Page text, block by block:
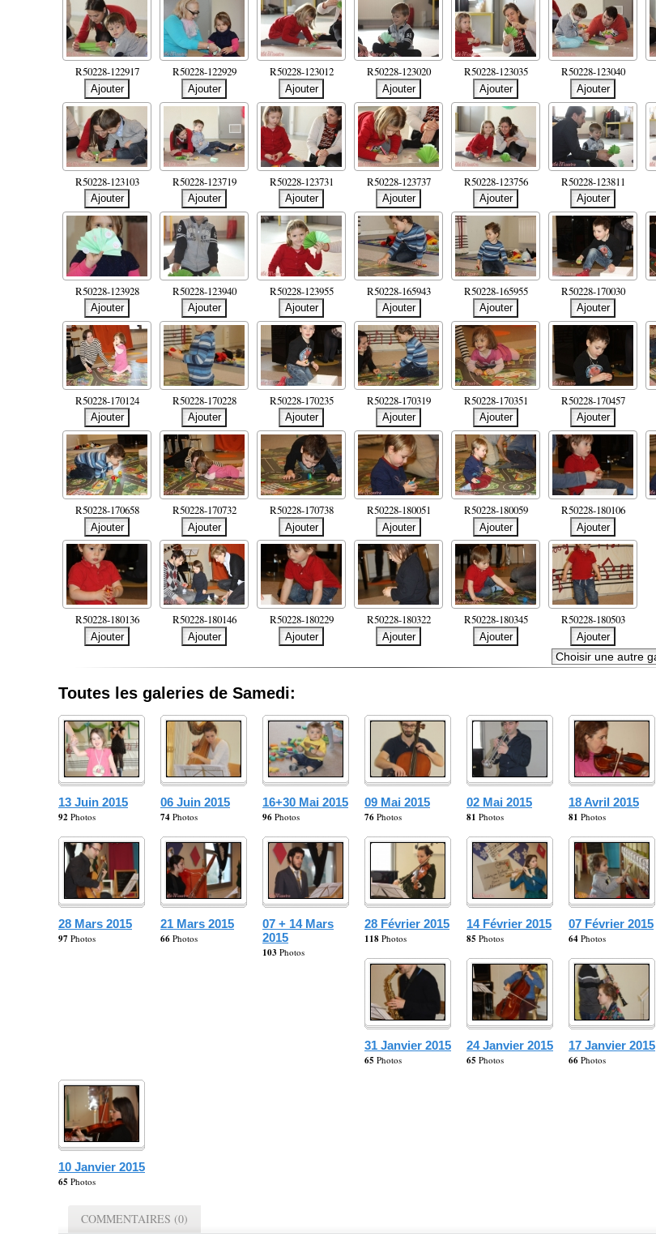
R50228-122917 R50228-122929 R50228-123012 R50228-123020 R50228-123035 R50228-123040
R50228-123103 R50228-123719 R50228-123731 R50228-123737 R50228-123756 R50228-123811
R50228-123928 R50228-123940 R50228-123955 R50228-165943 R50228-165955 R50228-170030
R50228-170124 R50228-170228 R50228-170235 R50228-170319 R50228-170351 R50228-170457
R50228-170658 R50228-170732 R50228-170738 R50228-180051 R50228-180059 R50228-180106
R50228-180136 R50228-180146 R50228-180229 R50228-180322 R50228-180345 R50228-180503
Toutes les galeries de Samedi:
13 Juin 2015
92 Photos
06 Juin 2015
74 Photos
16+30 Mai 2015
96 Photos
09 Mai 2015
76 Photos
02 Mai 2015
81 Photos
18 Avril 2015
81 Photos
28 Mars 2015
97 Photos
21 Mars 2015
66 Photos
07 + 14 Mars
2015
103 Photos
28 Février 2015
118 Photos
14 Février 2015
85 Photos
07 Février 2015
64 Photos
31 Janvier 2015
65 Photos
24 Janvier 2015
65 Photos
17 Janvier 2015
66 Photos
10 Janvier 2015
65 Photos
COMMENTAIRES (0)